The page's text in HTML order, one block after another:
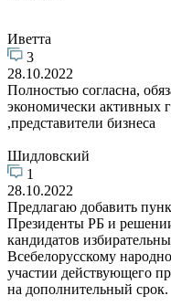
Иветта
3
28.10.2022
Полностью согласна,
экономически активных
,представители бизнеса
Шидловский
1
28.10.2022
Предлагаю добавить
Президенты РБ и
кандидатов
Всебелорусскому
участии действующего
на дополнительный срок.